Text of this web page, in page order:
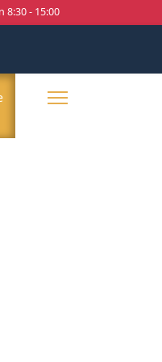
8:30 - 15:00